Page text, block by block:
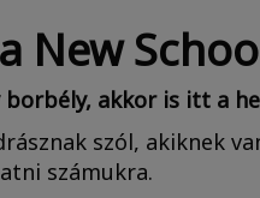
New
borbély, akkor is itt a
szól, akiknek
számukra.